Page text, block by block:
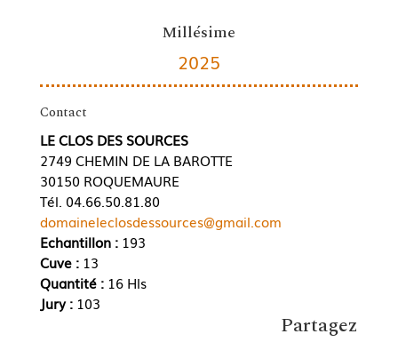
Millésime
2025
Contact
LE CLOS DES SOURCES
2749 CHEMIN DE LA BAROTTE
30150 ROQUEMAURE
Tél. 04.66.50.81.80
domaineleclosdessources@gmail.com
Echantillon :193
Cuve : 13
Quantité : 16 Hls
Jury : 103
Partagez